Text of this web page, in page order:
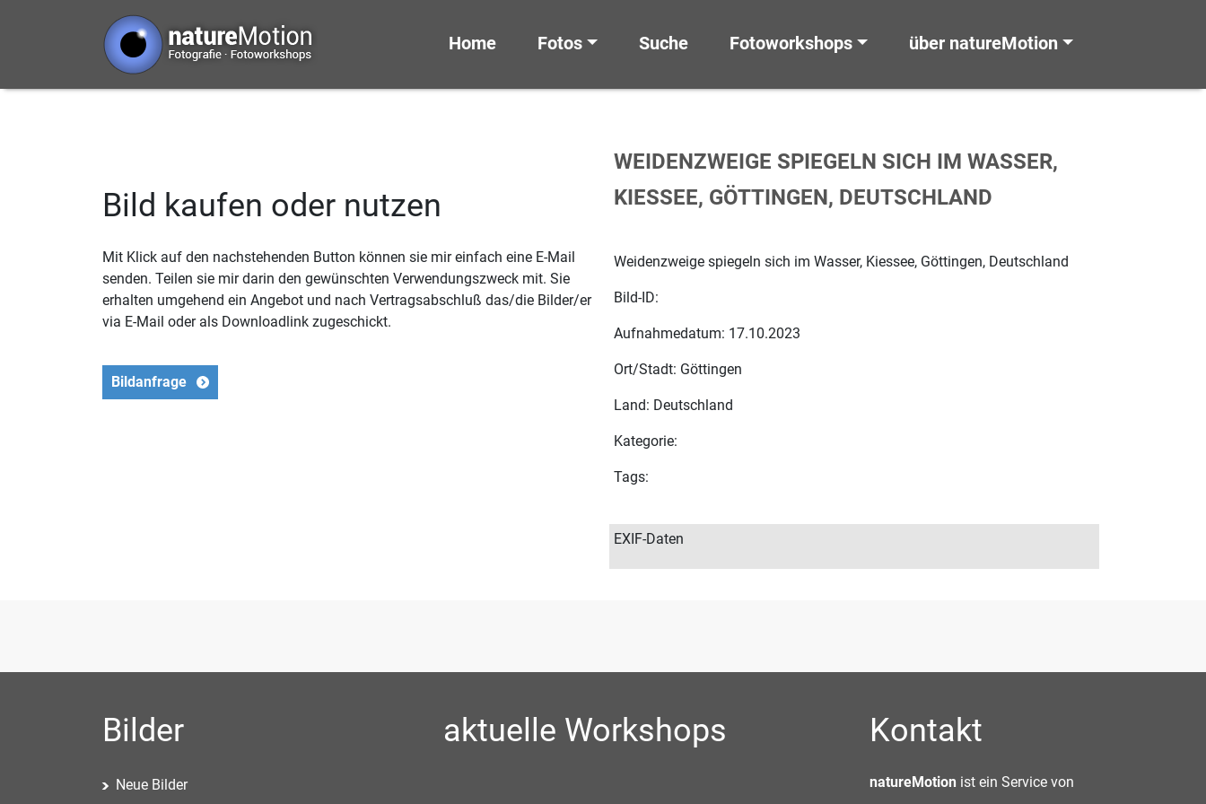
Home Fotos Suche Fotoworkshops über natureMotion
Bild kaufen oder nutzen
Mit Klick auf den nachstehenden Button können sie mir einfach eine E-Mail
senden. Teilen sie mir darin den gewünschten Verwendungszweck mit. Sie
erhalten umgehend ein Angebot und nach Vertragsabschluß das/die Bilder/er
via E-Mail oder als Downloadlink zugeschickt.
Bildanfrage
WEIDENZWEIGE SPIEGELN SICH IM WASSER,
KIESSEE, GÖTTINGEN, DEUTSCHLAND
Weidenzweige spiegeln sich im Wasser, Kiessee, Göttingen, Deutschland
Bild-ID:
Aufnahmedatum: 17.10.2023
Ort/Stadt: Göttingen
Land: Deutschland
Kategorie:
Tags:
EXIF-Daten
Bilder
Neue Bilder
aktuelle Workshops Kontakt
natureMotion ist ein Service von